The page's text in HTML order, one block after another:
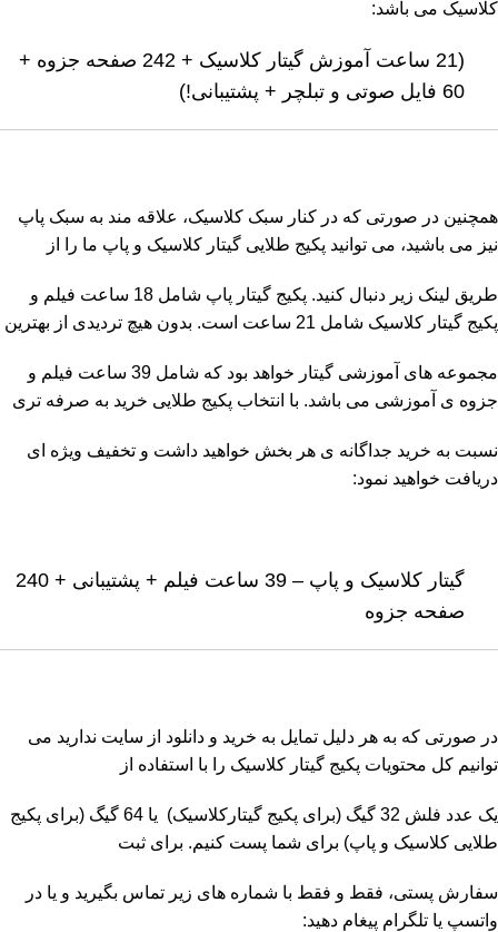
کلاسیک می باشد:
(21 ساعت آموزش گیتار کلاسیک + 242 صفحه جزوه +
60 فایل صوتی و تبلچر + پشتیبانی!)
همچنین در صورتی که در کنار سبک کلاسیک، علاقه مند به سبک پاپ
نیز می باشید، می توانید پکیج طلایی گیتار کلاسیک و پاپ ما را از
طریق لینک زیر دنبال کنید. پکیج گیتار پاپ شامل 18 ساعت فیلم و
پکیج گیتار کلاسیک شامل 21 ساعت است. بدون هیچ تردیدی از بهترین
مجموعه های آموزشی گیتار خواهد بود که شامل 39 ساعت فیلم و
جزوه ی آموزشی می باشد. با انتخاب پکیج طلایی خرید به صرفه تری
نسبت به خرید جداگانه ی هر بخش خواهید داشت و تخفیف ویژه ای
دریافت خواهید نمود:
گیتار کلاسیک و پاپ – 39 ساعت فیلم + پشتیبانی + 240
صفحه جزوه
در صورتی که به هر دلیل تمایل به خرید و دانلود از سایت ندارید می
توانیم کل محتویات پکیج گیتار کلاسیک را با استفاده از
یک عدد فلش 32 گیگ (برای پکیج گیتارکلاسیک) یا 64 گیگ (برای پکیج
طلایی کلاسیک و پاپ) برای شما پست کنیم. برای ثبت
سفارش پستی، فقط و فقط با شماره های زیر تماس بگیرید و یا در
واتسپ یا تلگرام پیغام دهید: